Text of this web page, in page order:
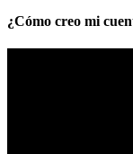
¿Cómo creo mi